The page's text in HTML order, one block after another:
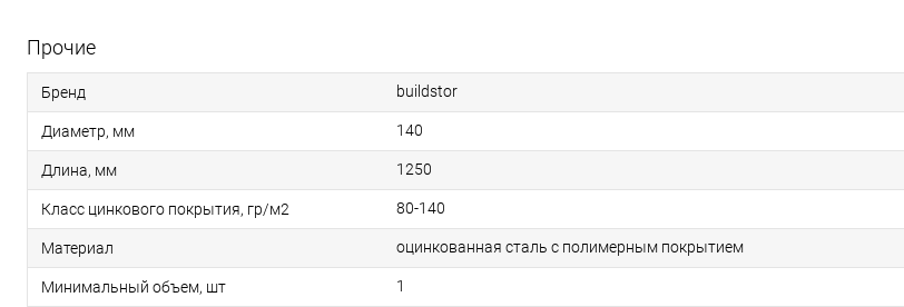
Прочие
Бренд buildstor
Диаметр, мм 140
Длина, мм 1250
Класс цинкового покрытия, гр/м2 80-140
Материал оцинкованная сталь с полимерным покрытием
Минимальный объем, шт 1